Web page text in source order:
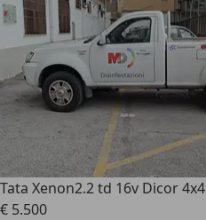
Tata Xenon2.2 td 16v Dicor 4x4
€ 5.500